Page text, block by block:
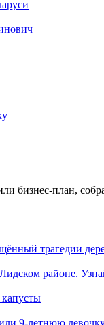
бизнес-план,
трагедии
Лидском районе.
9‑летнюю